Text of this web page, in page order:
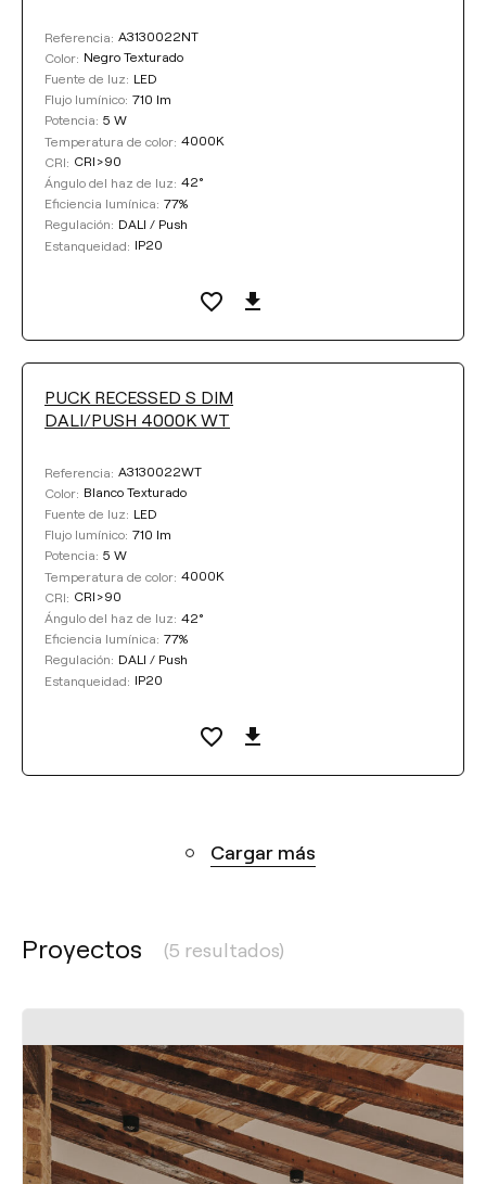
Referencia: A3130022NT
Color: Negro Texturado
Fuente de luz: LED
Flujo lumínico: 710 lm
Potencia: 5 W
Temperatura de color: 4000K
CRI: CRI>90
Ángulo del haz de luz: 42°
Eficiencia lumínica: 77%
Regulación: DALI / Push
Estanqueidad: IP20
PUCK RECESSED S DIM
DALI/PUSH 4000K WT
Referencia: A3130022WT
Color: Blanco Texturado
Fuente de luz: LED
Flujo lumínico: 710 lm
Potencia: 5 W
Temperatura de color: 4000K
CRI: CRI>90
Ángulo del haz de luz: 42°
Eficiencia lumínica: 77%
Regulación: DALI / Push
Estanqueidad: IP20
Cargar más
Proyectos (5 resultados)